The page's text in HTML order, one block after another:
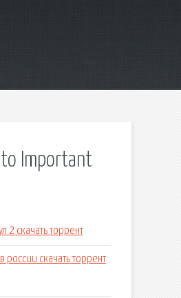
Important
2 скачать торрент
россии скачать торрент